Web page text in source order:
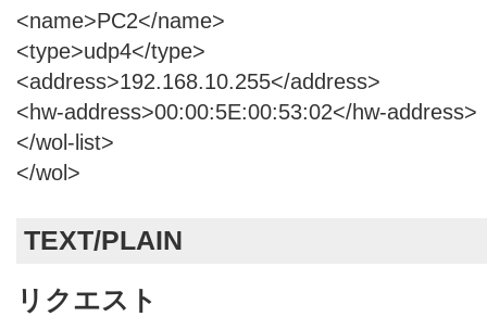
<name>PC2</name>
<type>udp4</type>
<address>192.168.10.255</address>
<hw-address>00:00:5E:00:53:02</hw-address>
</wol-list>
</wol>
TEXT/PLAIN
リクエスト